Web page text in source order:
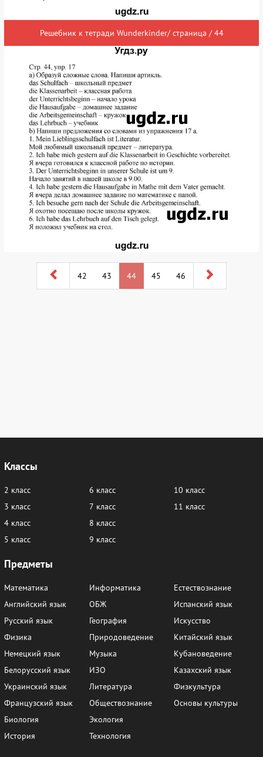
Решебник к тетради Wunderkinder/ страница / 44
42 43 44 45 46
Классы
2 класс
3 класс
4 класс
5 класс
6 класс
7 класс
8 класс
9 класс
10 класс
11 класс
Предметы
Математика
Английский язык
Русский язык
Физика
Немецкий язык
Белорусский язык
Украинский язык
Французский язык
Биология
История
Информатика
ОБЖ
География
Природоведение
Музыка
ИЗО
Литература
Обществознание
Экология
Технология
Естествознание
Испанский язык
Искусство
Китайский язык
Кубановедение
Казахский язык
Физкультура
Основы культуры